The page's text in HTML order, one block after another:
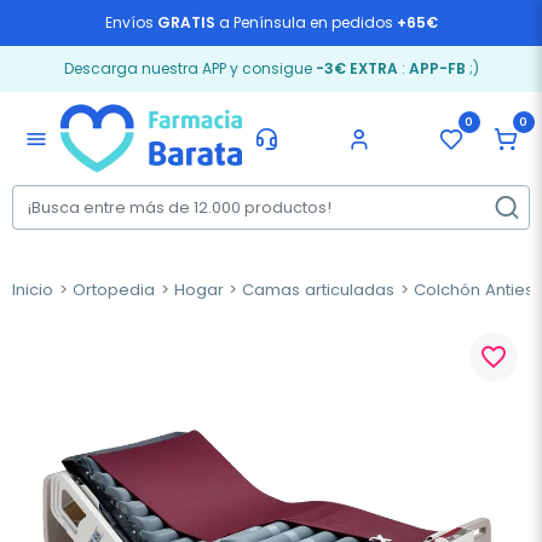
Envíos GRATIS a Península en pedidos +65€
Descarga nuestra APP y consigue -3€ EXTRA: APP-FB ;)
menu
0 0
Inicio Ortopedia Hogar Camas articuladas Colchón
favorite_border